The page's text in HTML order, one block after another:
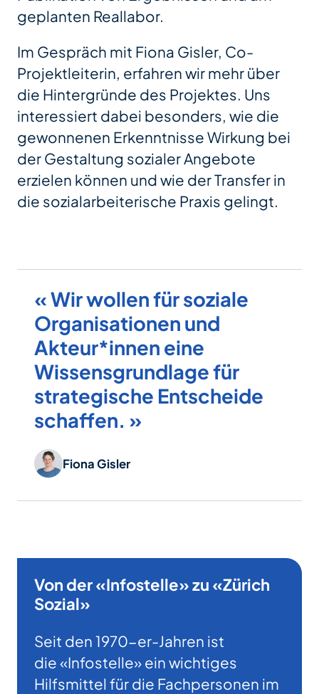
geplanten Reallabor.
Im Gespräch mit Fiona Gisler, Co-
Projektleiterin, erfahren wir mehr über
die Hintergründe des Projektes. Uns
interessiert dabei besonders, wie die
gewonnenen Erkenntnisse Wirkung bei
der Gestaltung sozialer Angebote
erzielen können und wie der Transfer in
die sozialarbeiterische Praxis gelingt.
« Wir wollen für soziale
Organisationen und
Akteur*innen eine
Wissensgrundlage für
strategische Entscheide
schaffen. »
Fiona Gisler
Von der «Infostelle» zu «Zürich
Sozial»
Seit den 1970-er-Jahren ist
die «Infostelle» ein wichtiges
Hilfsmittel für die Fachpersonen im